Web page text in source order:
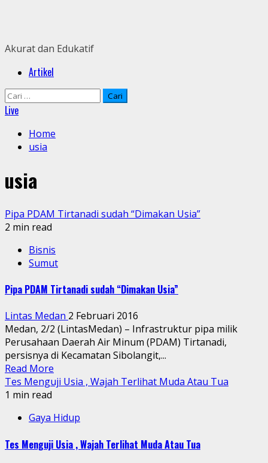
Akurat dan Edukatif
PrimaryArtikel
Cari
untuk:
Live
Home
usia
usia
Pipa PDAM Tirtanadi sudah “Dimakan Usia”
2 min read
Bisnis
Sumut
Pipa PDAM Tirtanadi sudah “Dimakan Usia”
Lintas Medan 2 Februari 2016
Medan, 2/2 (LintasMedan) – Infrastruktur pipa milik
Perusahaan Daerah Air Minum (PDAM) Tirtanadi,
persisnya di Kecamatan Sibolangit,...
Read More
Tes Menguji Usia , Wajah Terlihat Muda Atau Tua
1 min read
Gaya Hidup
Tes Menguji Usia , Wajah Terlihat Muda Atau Tua